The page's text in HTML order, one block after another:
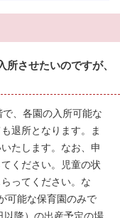
させたいのですが、
、各園の入所可能な
退所となります。ま
たします。なお、申
ください。児童の状
ってください。な
可能な保育園のみで